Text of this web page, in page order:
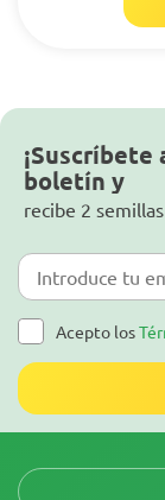
¡Suscríbete
boletín y
recibe 2
Acepto los